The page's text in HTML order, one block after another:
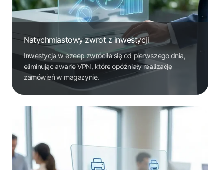
Natychmiastowy zwrot z inwestycji
Inwestycja w ezeep zwróciła się od pierwszego dnia,
eliminując awarie VPN, które opóźniały realizację
zamówień w magazynie.